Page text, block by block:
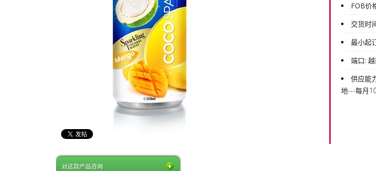
对这款产品咨询
FOB价
交货时
最小起
端口:
供应能
地---每月